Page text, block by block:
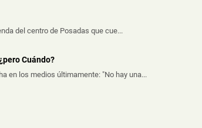
del centro de Posadas que cue...
Cuándo?
en los medios últimamente: "No hay una...